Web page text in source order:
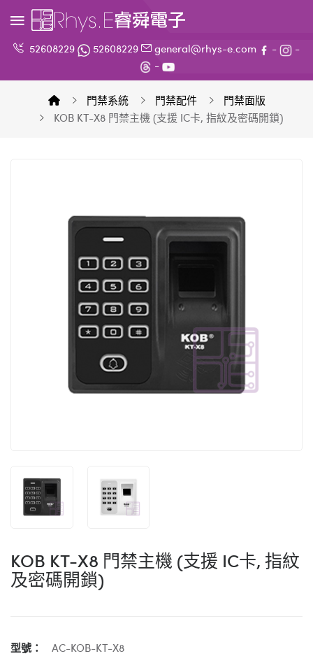
52608229 52608229 general@rhys-e.com -
-
-
門禁系統 門禁配件
門禁面版
KOB KT-X8 門禁主機 (支援 IC卡, 指紋及密碼開鎖)
KOB KT-X8 門禁主機 (支援 IC卡, 指紋
及密碼開鎖)
型號：
AC-KOB-KT-X8